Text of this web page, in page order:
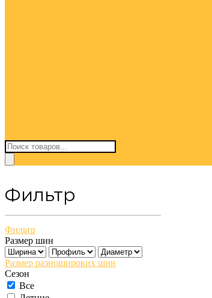
Поиск
товаров
Фильтр
Фильтр
Размер шин
Размер разношироких шин
Сезон
Все